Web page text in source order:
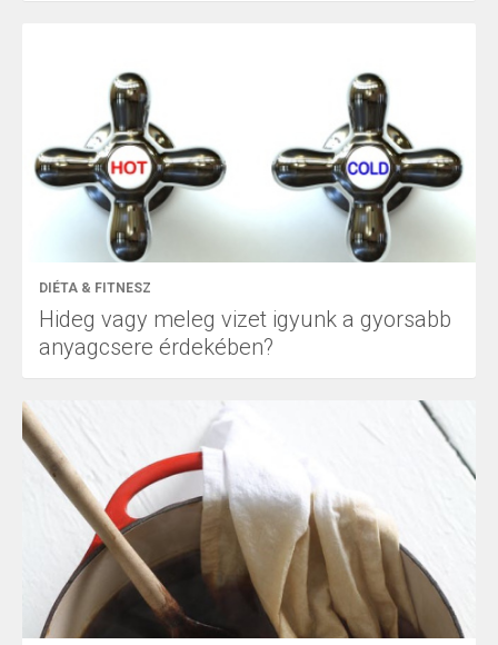
DIÉTA & FITNESZ
Hideg vagy meleg vizet igyunk a gyorsabb
anyagcsere érdekében?